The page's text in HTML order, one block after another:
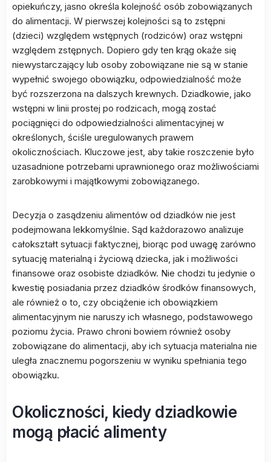
opiekuńczy, jasno określa kolejność osób zobowiązanych
do alimentacji. W pierwszej kolejności są to zstępni
(dzieci) względem wstępnych (rodziców) oraz wstępni
względem zstępnych. Dopiero gdy ten krąg okaże się
niewystarczający lub osoby zobowiązane nie są w stanie
wypełnić swojego obowiązku, odpowiedzialność może
być rozszerzona na dalszych krewnych. Dziadkowie, jako
wstępni w linii prostej po rodzicach, mogą zostać
pociągnięci do odpowiedzialności alimentacyjnej w
określonych, ściśle uregulowanych prawem
okolicznościach. Kluczowe jest, aby takie roszczenie było
uzasadnione potrzebami uprawnionego oraz możliwościami
zarobkowymi i majątkowymi zobowiązanego.
Decyzja o zasądzeniu alimentów od dziadków nie jest
podejmowana lekkomyślnie. Sąd każdorazowo analizuje
całokształt sytuacji faktycznej, biorąc pod uwagę zarówno
sytuację materialną i życiową dziecka, jak i możliwości
finansowe oraz osobiste dziadków. Nie chodzi tu jedynie o
kwestię posiadania przez dziadków środków finansowych,
ale również o to, czy obciążenie ich obowiązkiem
alimentacyjnym nie naruszy ich własnego, podstawowego
poziomu życia. Prawo chroni bowiem również osoby
zobowiązane do alimentacji, aby ich sytuacja materialna nie
uległa znacznemu pogorszeniu w wyniku spełniania tego
obowiązku.
Okoliczności, kiedy dziadkowie
mogą płacić alimenty